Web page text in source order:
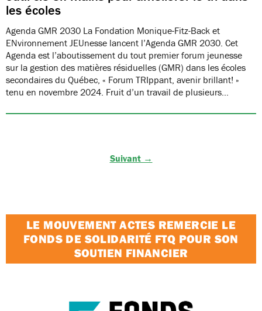
les écoles
Agenda GMR 2030 La Fondation Monique-Fitz-Back et
ENvironnement JEUnesse lancent l’Agenda GMR 2030. Cet
Agenda est l’aboutissement du tout premier forum jeunesse
sur la gestion des matières résiduelles (GMR) dans les écoles
secondaires du Québec, « Forum TRIppant, avenir brillant! »
tenu en novembre 2024. Fruit d’un travail de plusieurs…
Suivant →
LE MOUVEMENT ACTES REMERCIE LE
FONDS DE SOLIDARITÉ FTQ POUR SON
SOUTIEN FINANCIER